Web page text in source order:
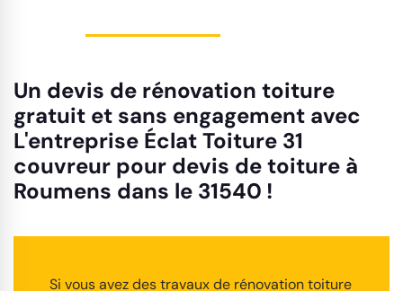
Un devis de rénovation toiture
gratuit et sans engagement avec
L'entreprise Éclat Toiture 31
couvreur pour devis de toiture à
Roumens dans le 31540 !
Si vous avez des travaux de rénovation toiture